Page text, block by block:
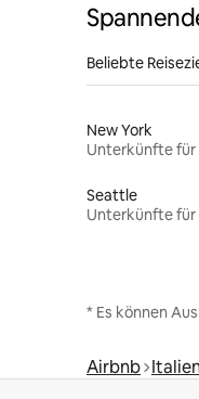
Beliebte
New York
Seattle
* Es können
Airbnb